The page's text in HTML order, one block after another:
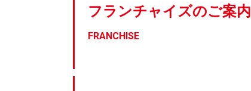
フランチャイズのご案内
FRANCHISE